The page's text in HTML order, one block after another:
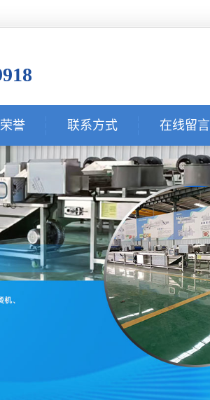
誉 联系方式 在线留言